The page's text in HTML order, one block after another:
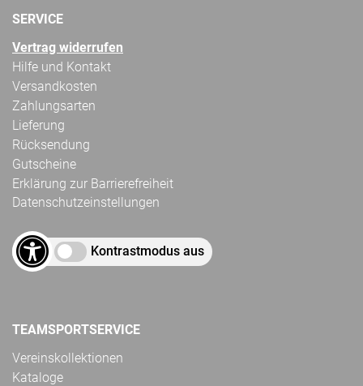
SERVICE
Vertrag widerrufen
Hilfe und Kontakt
Versandkosten
Zahlungsarten
Lieferung
Rücksendung
Gutscheine
Erklärung zur Barrierefreiheit
Datenschutzeinstellungen
Kontrastmodus aus
TEAMSPORTSERVICE
Vereinskollektionen
Kataloge